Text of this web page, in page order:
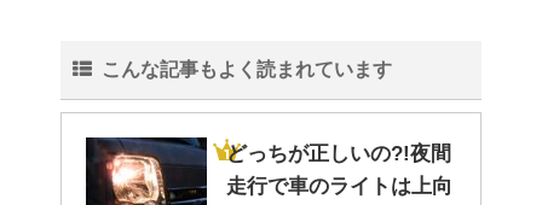
こんな記事もよく読まれています
どっちが正しいの?!夜間
走行で車のライトは上向